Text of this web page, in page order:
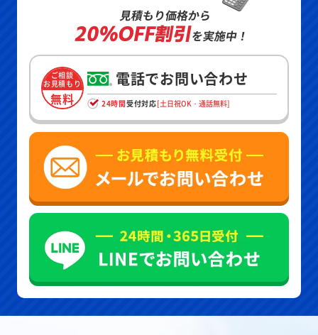
見積もり価格から
20%OFF割引を実施中！
ご相談
お見積もり
無料
電話でお問い合わせ
24時間受付対応[土日祝OK・通話無料]